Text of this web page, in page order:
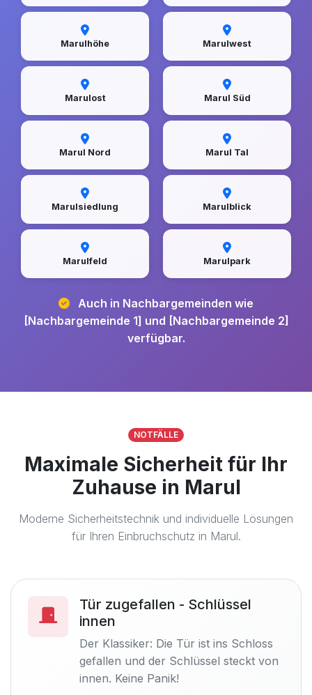
Marulhöhe Marulwest
Marulost Marul Süd
Marul Nord Marul Tal
Marulsiedlung Marulblick
Marulfeld Marulpark
Auch in Nachbargemeinden wie
[Nachbargemeinde 1] und [Nachbargemeinde 2]
verfügbar.
NOTFÄLLE
Maximale Sicherheit für Ihr
Zuhause in Marul
Moderne Sicherheitstechnik und individuelle Lösungen
für Ihren Einbruchschutz in Marul.
Tür zugefallen - Schlüssel
innen
Der Klassiker: Die Tür ist ins Schloss
gefallen und der Schlüssel steckt von
innen. Keine Panik!